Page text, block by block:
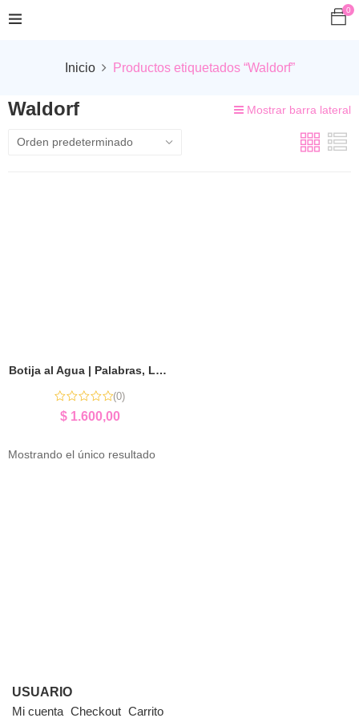
0
Inicio Productos etiquetados “Waldorf”
Waldorf Mostrar barra lateral
Botija al Agua | Palabras, Lógica y Ortografía
(0)
$1.600,00
Mostrando el único resultado
USUARIO
Mi cuenta Checkout Carrito